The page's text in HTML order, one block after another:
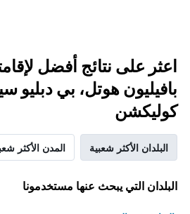
اعثر على نتائج أفضل
بافيليون هوتل، بي دبليو
كوليكشن
البلدان الأكثر شعبية المدن الأكثر
البلدان التي يبحث عنها مستخدمونا